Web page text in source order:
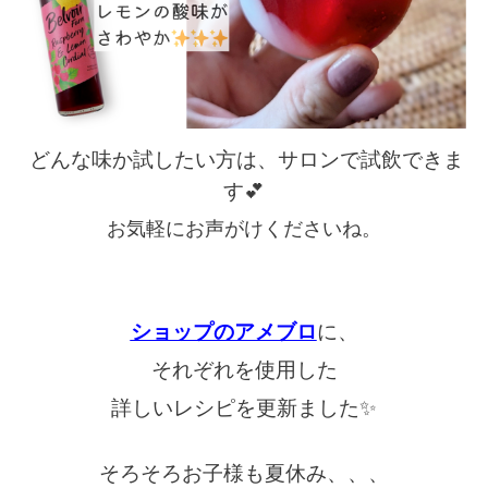
どんな味か試したい方は、サロンで試飲できま
す💕
お気軽にお声がけくださいね。
ショップのアメブロ に、
それぞれを使用した
詳しいレシピを更新ました✨
そろそろお子様も夏休み、、、